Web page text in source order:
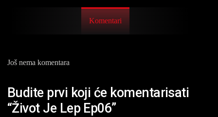
Komentari
Još nema komentara
Budite prvi koji će komentarisati
“Život Je Lep Ep06”